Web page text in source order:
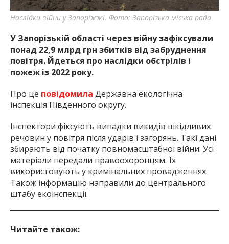
Наслідки війни у Запоріжжі. Фото: Запорізька міська рада
У Запорізькій області через війну зафіксували
понад 22,9 млрд грн збитків від забруднення
повітря. Йдеться про наслідки обстрілів і
пожеж із 2022 року.
Про це повідомила Державна екологічна
інспекція Південного округу.
Інспектори фіксують випадки викидів шкідливих
речовин у повітря після ударів і загорянь. Такі дані
збирають від початку повномасштабної війни. Усі
матеріали передали правоохоронцям. Їх
використовують у кримінальних провадженнях.
Також інформацію направили до центрального
штабу екоінспекції.
Читайте також: